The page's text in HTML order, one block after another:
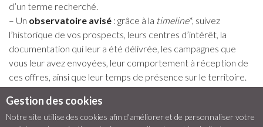
d’un terme recherché.
– Un observatoire avisé : grâce à la timeline*, suivez
l’historique de vos prospects, leurs centres d’intérêt, la
documentation qui leur a été délivrée, les campagnes que
vous leur avez envoyées, leur comportement à réception de
ces offres, ainsi que leur temps de présence sur le territoire.
Découvrez vous aussi Avizi, leCRMdédié aux professionnels
du Tourisme. ParProximit
Gestion des cookies
Notre site utilise des cookies afin d'améliorer et de personnaliser votre